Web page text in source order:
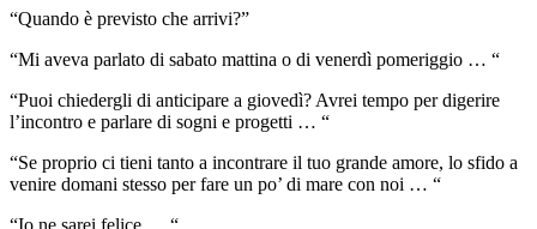
“Quando è previsto che arrivi?”
“Mi aveva parlato di sabato mattina o di venerdì pomeriggio … “
“Puoi chiedergli di anticipare a giovedì? Avrei tempo per digerire
l’incontro e parlare di sogni e progetti … “
“Se proprio ci tieni tanto a incontrare il tuo grande amore, lo sfido a
venire domani stesso per fare un po’ di mare con noi … “
“Io ne sarei felice … “